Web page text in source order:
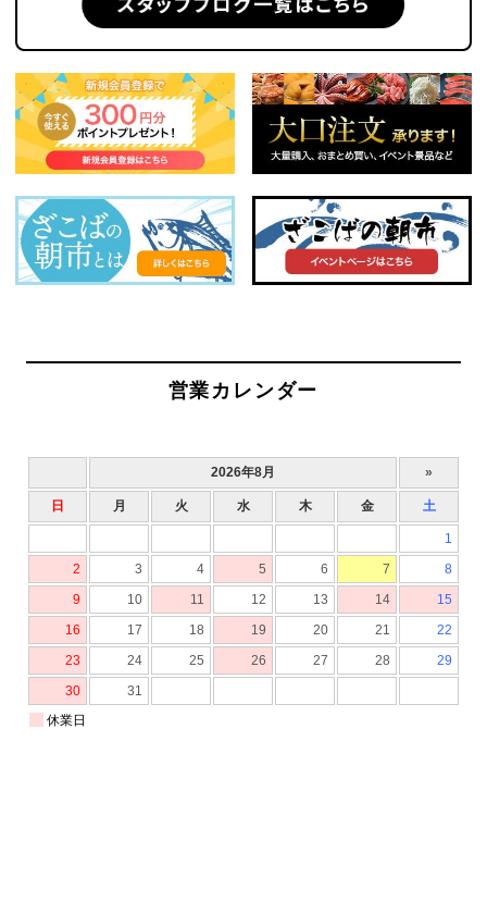
営業カレンダー